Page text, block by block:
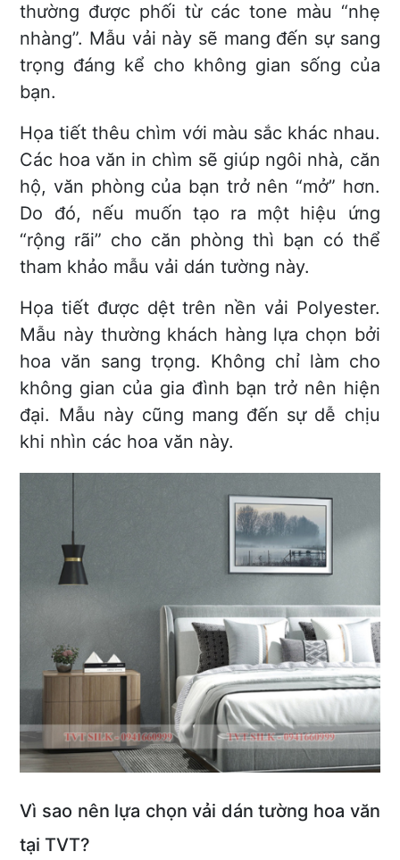
thường được phối từ các tone màu “nhẹ
nhàng”. Mẫu vải này sẽ mang đến sự sang
trọng đáng kể cho không gian sống của
bạn.
Họa tiết thêu chìm với màu sắc khác nhau.
Các hoa văn in chìm sẽ giúp ngôi nhà, căn
hộ, văn phòng của bạn trở nên “mở” hơn.
Do đó, nếu muốn tạo ra một hiệu ứng
“rộng rãi” cho căn phòng thì bạn có thể
tham khảo mẫu vải dán tường này.
Họa tiết được dệt trên nền vải Polyester.
Mẫu này thường khách hàng lựa chọn bởi
hoa văn sang trọng. Không chỉ làm cho
không gian của gia đình bạn trở nên hiện
đại. Mẫu này cũng mang đến sự dễ chịu
khi nhìn các hoa văn này.
Vì sao nên lựa chọn vải dán tường hoa văn
tại TVT?